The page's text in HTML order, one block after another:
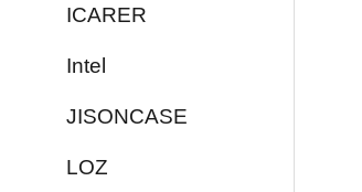
ICARER
Intel
JISONCASE
LOZ